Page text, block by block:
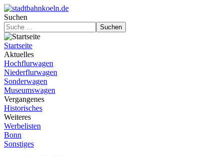
Suchen
Suchen
Startseite
Aktuelles
Hochflurwagen
Niederflurwagen
Sonderwagen
Museumswagen
Vergangenes
Historisches
Weiteres
Werbelisten
Bonn
Sonstiges